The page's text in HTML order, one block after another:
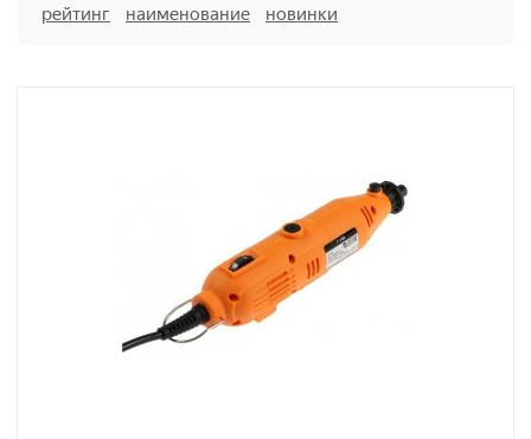
рейтинг
наименование новинки